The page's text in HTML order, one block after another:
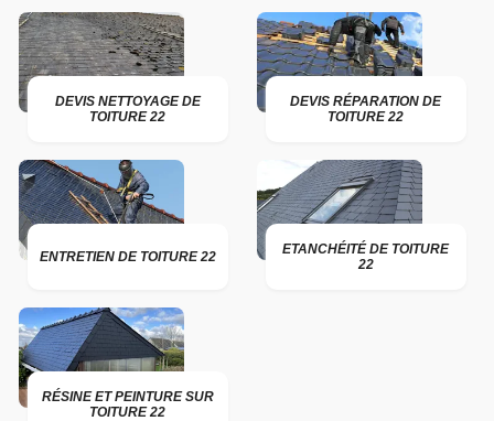
DEVIS NETTOYAGE DE
TOITURE 22
DEVIS RÉPARATION DE
TOITURE 22
ENTRETIEN DE TOITURE 22
ETANCHÉITÉ DE TOITURE
22
RÉSINE ET PEINTURE SUR
TOITURE 22